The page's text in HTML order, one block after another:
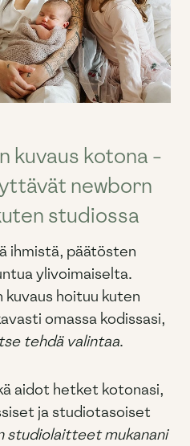
kuvaus kotona -
newborn
studiossa
ihmistä, päätösten
ylivoimaiselta.
hoituu kuten
omassa kodissasi,
tehdä valintaa.
aidot hetket kotonasi,
ja studiotasoiset
studiolaitteet mukanani